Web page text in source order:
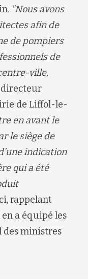
"Nous avons
afin de
de pompiers
de
ville,
directeur
de Liffol-le-
en avant le
lesiège de
indication
qui a été
rappelant
en a équipé les
des ministres